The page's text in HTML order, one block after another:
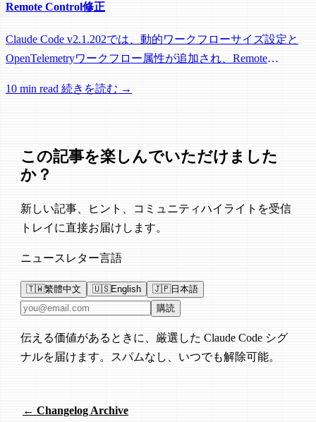
Remote Control修正
Claude Code v2.1.202では、動的ワークフローサイズ設定と
OpenTelemetryワークフロー属性が追加され、Remote
の修正が含まれています。
10 min read 続きを読む →
この記事を楽しんでいただけました
か？
新しい記事、ヒント、コミュニティハイライトを受信
トレイに直接お届けします。
ニュースレター言語
🇹🇼繁體中文 🇺🇸English 🇯🇵日本語
メールアドレス 購読
伝える価値があるときに、厳選した Claude Code シグ
ナルを届けます。スパムなし、いつでも解除可能。
← Changelog Archive